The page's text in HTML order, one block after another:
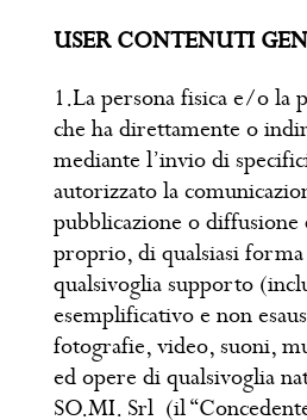
USER CONTENUTI
1.La persona fisica e/o la
che ha direttamente o
mediante l’invio di
autorizzato la
pubblicazione o
proprio, di qualsiasi forma
qualsivoglia supporto
esemplificativo e non
fotografie, video, suoni,
ed opere di qualsivoglia
SO.MI. Srl (il